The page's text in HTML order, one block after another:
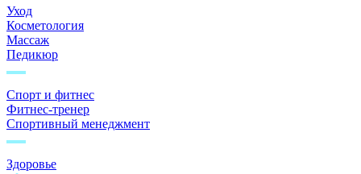
Уход
Косметология
Массаж
Педикюр
Спорт и фитнес
Фитнес-тренер
Спортивный менеджмент
Здоровье